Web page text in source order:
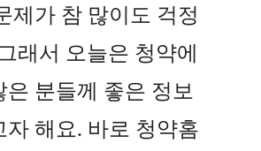
제가 참 많이도 걱정
래서 오늘은 청약에
은 분들께 좋은 정보
자 해요. 바로 청약홈